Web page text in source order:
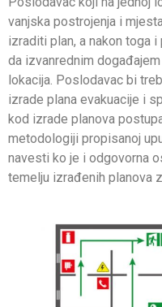
vanjska postrojenja i
izraditi plan, a nakon toga
da izvanrednim
lokacija. Poslodavac bi
izrade plana evakuacije i
kod izrade planova
metodologiji propisanoj
navesti ko je i odgovorna
temelju izrađenih planova